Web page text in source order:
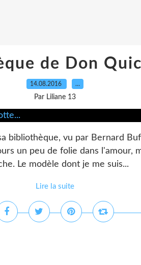
de Don
14.08.2016 …
Par Liliane 13
bibliothèque, vu par Bernard
un peu de folie dans l'amour,
Le modèle dont je me suis...
Lire la suite